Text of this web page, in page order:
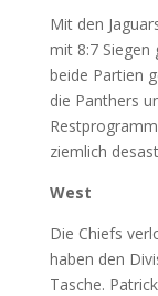
Mit den
mit 8:7 Siegen
beide Partien
die Panthers
ziemlich
West
Die Chiefs
haben den
Tasche.